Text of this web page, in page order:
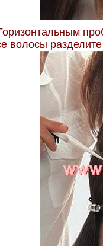
волосы